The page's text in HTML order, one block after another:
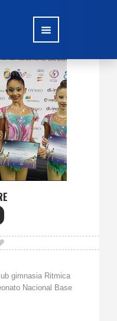
gimnasia Ritmica
Nacional Base